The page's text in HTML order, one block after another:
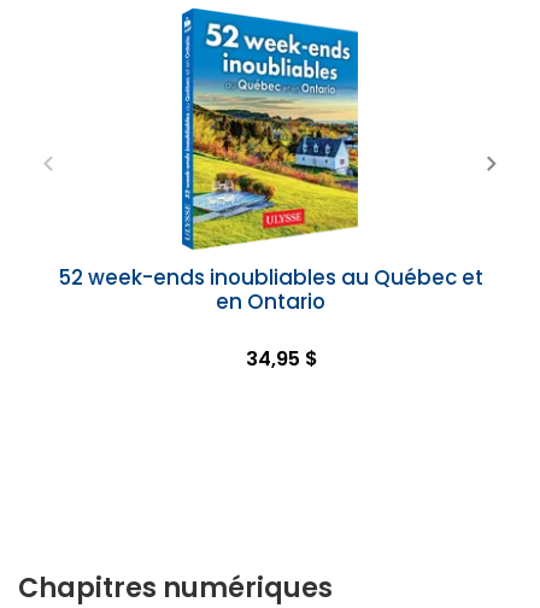
52 week-ends inoubliables au Québec et
en Ontario
34,95 $
Chapitres numériques